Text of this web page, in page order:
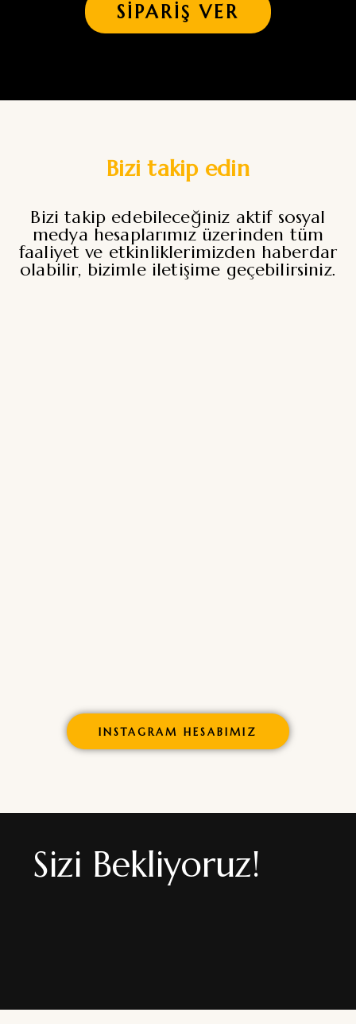
SIPARIŞ VER
Bizi takip edin
Bizi takip edebileceğiniz aktif sosyal
medya hesaplarımız üzerinden tüm
faaliyet ve etkinliklerimizden haberdar
olabilir, bizimle iletişime geçebilirsiniz.
INSTAGRAM HESABIMIZ
Sizi Bekliyoruz!